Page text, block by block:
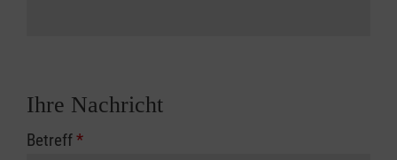
Ihre Nachricht
Betreff*